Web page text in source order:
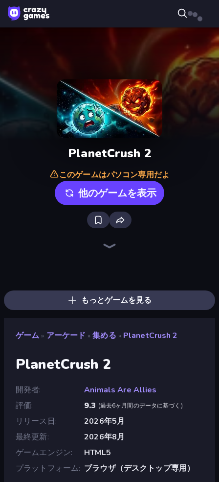
PlanetCrush 2
このゲームはパソコン専用だよ
他のゲームを表示
もっとゲームを見る
ゲーム » アーケード » 集める » PlanetCrush 2
PlanetCrush 2
開発者
Animals Are Allies
評価
9.3 (過去6ヶ月間のデータに基づく )
リリース日
2026年5月
最終更新
2026年8月
ゲームエンジン
HTML5
プラットフォーム ブラウザ（デスクトップ専用）